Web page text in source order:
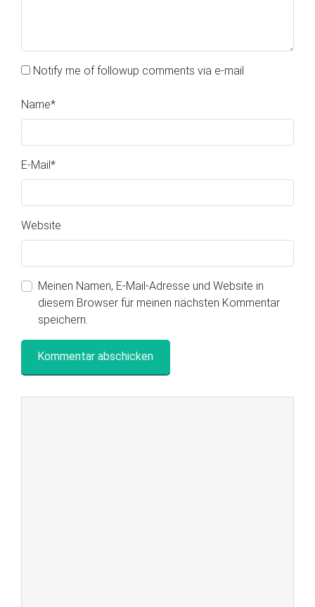
Notify me of followup comments via e-mail
Name*
E-Mail *
Website
Meinen Namen, E-Mail-Adresse und Website in
diesem Browser für meinen nächsten Kommentar
speichern.